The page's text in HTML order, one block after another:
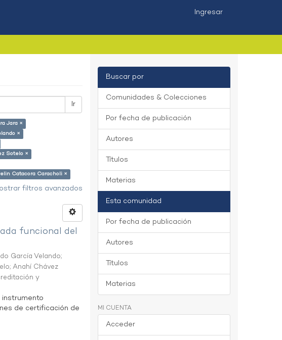
Ingresar
Ir
Jara ×
×
Sotelo ×
Catacora Caracholi ×
filtros avanzados
funcional del
García Velando;
;Anahí Chávez
y
de certificación de
Buscar por
Comunidades & Colecciones
Por fecha de publicación
Autores
Títulos
Materias
Esta comunidad
Por fecha de publicación
Autores
Títulos
Materias
MI CUENTA
Acceder